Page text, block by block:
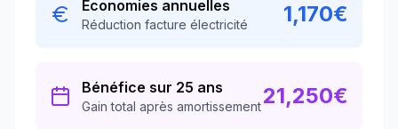
Économies annuelles
Réduction facture électricité 1,170€
Bénéfice sur 25 ans
Gain total après amortissement21,250€